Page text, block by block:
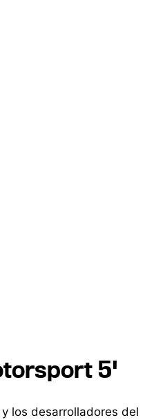
5'
los desarrolladores del